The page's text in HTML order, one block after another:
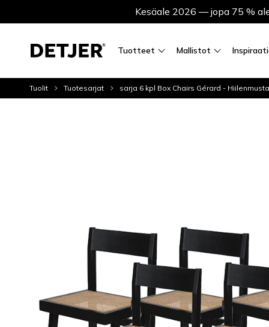
Kesäale 2026 — jopa 75 %
Tuotteet Mallistot
Tuolit Tuotesarjat sarja 6 kpl Box Chairs Gérard - Hiilenmusta